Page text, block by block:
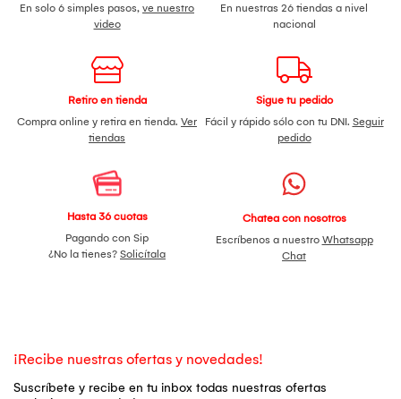
En solo 6 simples pasos, ve nuestro
video
En nuestras 26 tiendas a nivel
nacional
Retiro en tienda
Compra online y retira en tienda. Ver
tiendas
Sigue tu pedido
Fácil y rápido sólo con tu DNI. Seguir
pedido
Hasta 36 cuotas
Pagando con Sip
¿No la tienes? Solicítala
Chatea con nosotros
Escríbenos a nuestro Whatsapp
Chat
¡Recibe nuestras ofertas y novedades!
Suscríbete y recibe en tu inbox todas nuestras ofertas